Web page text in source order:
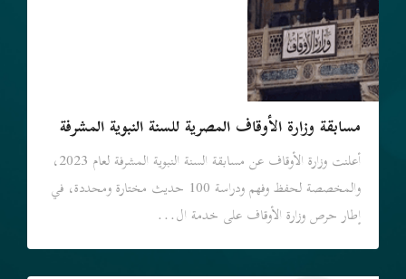
مسابقة وزارة الأوقاف المصرية للسنة النبوية المشرفة
أعلنت وزارة الأوقاف عن مسابقة السنة النبوية المشرفة لعام 2023،
والمخصصة لحفظ وفهم ودراسة 100 حديث مختارة ومحددة، في
إطار حرص وزارة الأوقاف على خدمة ال...